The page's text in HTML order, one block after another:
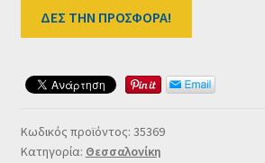
ΔΕΣ ΤΗΝ ΠΡΟΣΦΟΡΑ!
Κωδικός προϊόντος: 35369
Κατηγορία: Θεσσαλονίκη